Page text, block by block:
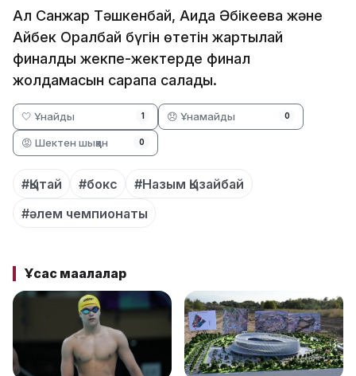
Ал Санжар Тәшкенбай, Аида Әбікеева және
Айбек Оралбай бүгін өтетін жартылай
финалдық жекпе-жектерде финал
жолдамасын сарапқа салады.
🤍 Ұнайды 1 😞 Ұнамайды 0
😡 Шектен шыққан 0
#Қытай #бокс
#Назым Қызайбай
#әлем чемпионаты
Ұқсас мақалалар